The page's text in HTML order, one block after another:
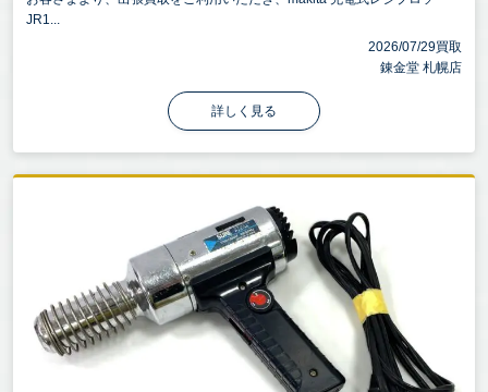
JR1...
2026/07/29買取
錬金堂 札幌店
詳しく見る